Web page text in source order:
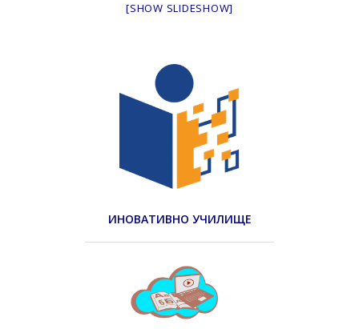
[SHOW SLIDESHOW]
ИНОВАТИВНО УЧИЛИЩЕ